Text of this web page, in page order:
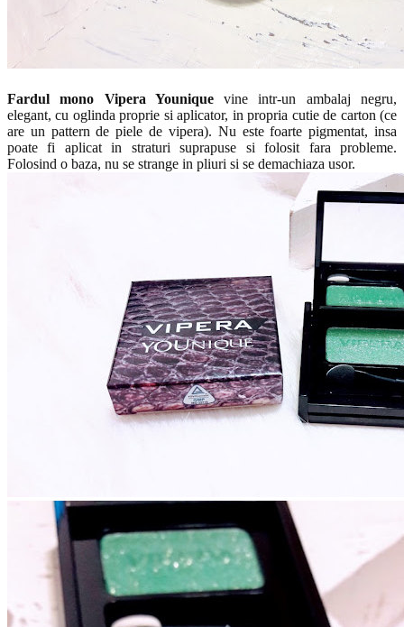
Fardul mono Vipera Youniquevine intr-un ambalaj negru,
elegant, cu oglinda proprie si aplicator, in propria cutie de carton (ce
are un pattern de piele de vipera). Nu este foarte pigmentat, insa
poate fi aplicat in straturi suprapuse si folosit fara probleme.
Folosind o baza, nu se strange in pliuri si se demachiaza usor.